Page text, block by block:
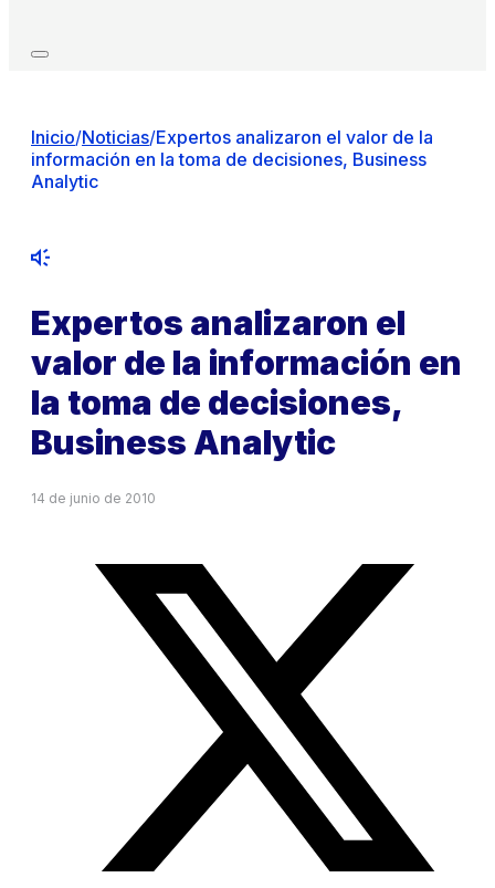
Inicio/Noticias/Expertos analizaron el valor de la
información en la toma de decisiones, Business
Analytic
Expertos analizaron el
valor de la información en
la toma de decisiones,
Business Analytic
14 de junio de 2010